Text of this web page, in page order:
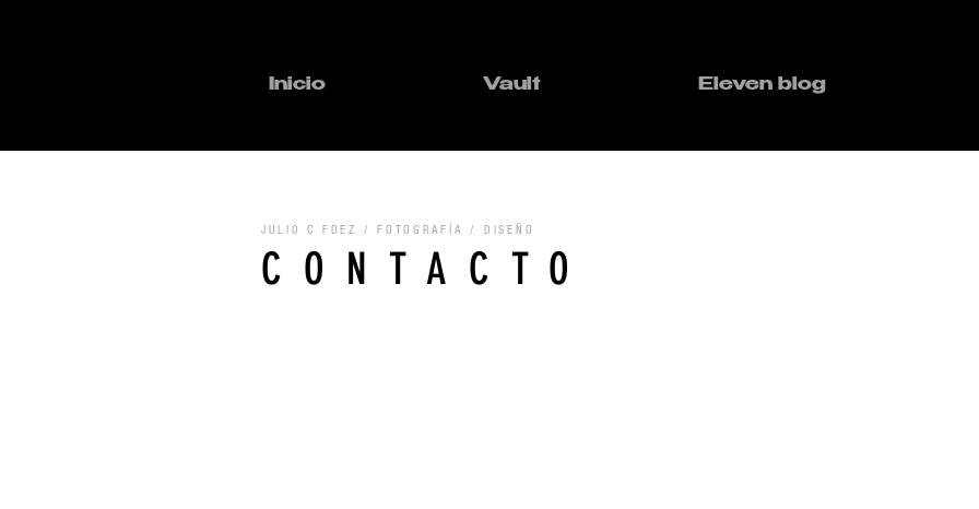
Inicio Vault Eleven blog
CONTACTO
JULIO C FDEZ / FOTOGRAFÍA / DISEÑO